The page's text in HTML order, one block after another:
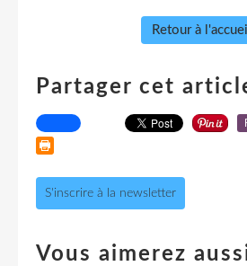
Retour à l'accueil
Partager cet
S'inscrire à la newsletter
Vous aimerez